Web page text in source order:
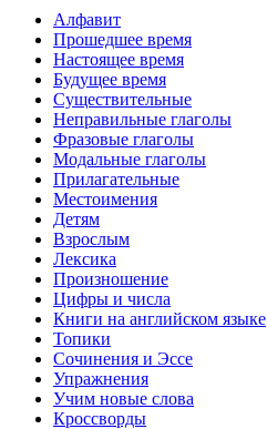
Алфавит
Прошедшее время
Настоящее время
Будущее время
Существительные
Неправильные глаголы
Фразовые глаголы
Модальные глаголы
Прилагательные
Местоимения
Детям
Взрослым
Лексика
Произношение
Цифры и числа
Книги на английском языке
Топики
Сочинения и Эссе
Упражнения
Учим новые слова
Кроссворды